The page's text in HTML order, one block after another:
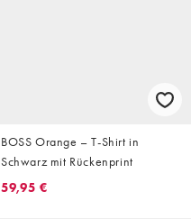
BOSS Orange – T-Shirt in
Schwarz mit Rückenprint
59,95 €